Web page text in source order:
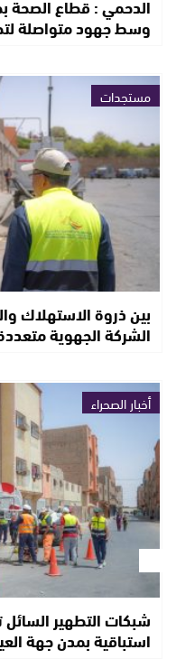
الدحمي : قطاع الصحة
وسط جهود متواصلة
مستجدات
بين ذروة الاستهلاك
الشركة الجهوية
أخبار الصحراء
شبكات التطهير السائل
استباقية بمدن جهة